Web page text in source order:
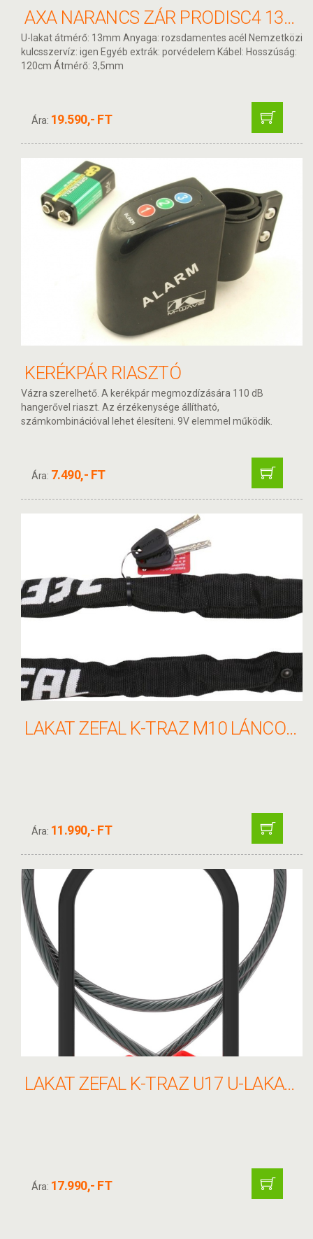
AXA NARANCS ZÁR PRODISC4 13MM KÁBELLEL
U-lakat átmérő: 13mm Anyaga: rozsdamentes acél Nemzetközi
kulcsszervíz: igen Egyéb extrák: porvédelem Kábel: Hosszúság:
120cm Átmérő: 3,5mm
Ára: 19.590,- FT
KERÉKPÁR RIASZTÓ
Vázra szerelhető. A kerékpár megmozdízására 110 dB
hangerővel riaszt. Az érzékenysége állítható,
számkombinációval lehet élesíteni. 9V elemmel működik.
Ára: 7.490,- FT
LAKAT ZEFAL K-TRAZ M10 LÁNCOS 8X900MM 3KULCCSAL FEKETE
Ára: 11.990,- FT
LAKAT ZEFAL K-TRAZ U17 U-LAKAT+SODRONY 13X230/10X1200MM+TART SZÁMOS FEKETE
Ára: 17.990,- FT